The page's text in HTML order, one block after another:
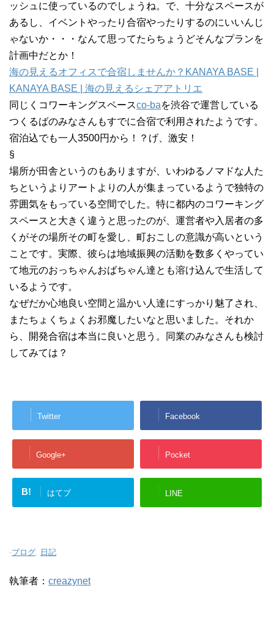
ッシュに使っているのでしょうね。で、十分なスペースが
あるし、イベントやったり合宿やったりするのにいいんじ
ゃないか・・・なんて思ってたらちょうどそんなプランを
計画中だとか！
海の見えるオフィスで合宿しませんか？KANAYA BASE |
KANAYA BASE | 海の見えるシェアアトリエ
同じくコワーキングスペースco-baを渋谷で運営している
つくるばのみなさんもすでに合宿で利用されたようです。
宿泊込でも一人3500円から！？げ、激安！
§
場所が田舎というのもありますが、いわゆるノマドな人た
ちというよりアートよりの人が集まっているようで独特の
雰囲気をもっている空間でした。特に都内のコワーキング
スペースと大きく違うと思ったのが、運営者や入居者の多
くがその場所その町を愛し、町おこしの意識が高いという
ことです。実際、彼らは地域振興の活動を数多くやってい
て地元のおっちゃんおばちゃん達とも溶け込んで生活して
いるようです。
なぜだか心地良い空間と温かい人達にすっかり魅了され、
またちょくちょくお邪魔したいなと思いました。それか
ら、開発合宿は本当に良いと思う。同業のみなさんも検討
してみては？
Twitter Facebook
Google+ Pocket
B! はてブ LINE
-ブログ, 日記
執筆者： creazynet